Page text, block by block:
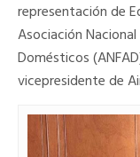
representación de
Asociación
Domésticos
vicepresidente de